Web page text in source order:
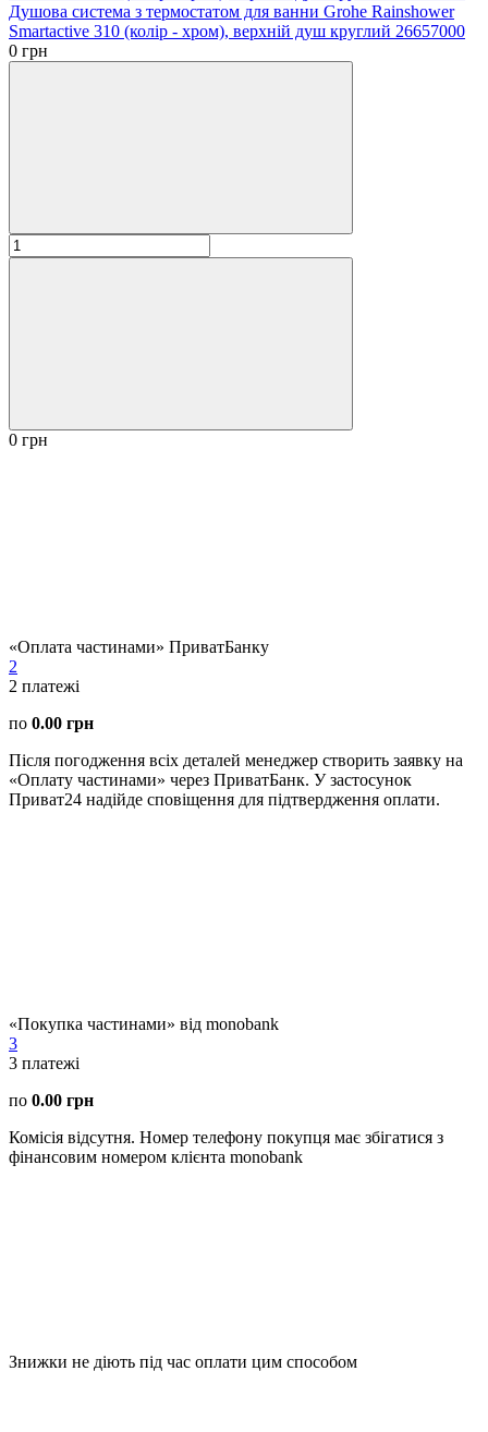
Душова система з термостатом для ванни Grohe Rainshower
Smartactive 310 (колір - хром), верхній душ круглий 26657000
0 грн
0 грн
«Оплата частинами» ПриватБанку
2
2 платежі
по 0.00 грн
Після погодження всіх деталей менеджер створить заявку на
«Оплату частинами» через ПриватБанк. У застосунок
Приват24 надійде сповіщення для підтвердження оплати.
«Покупка частинами» від monobank
3
3 платежі
по 0.00 грн
Комісія відсутня. Номер телефону покупця має збігатися з
фінансовим номером клієнта monobank
Знижки не діють під час оплати цим способом